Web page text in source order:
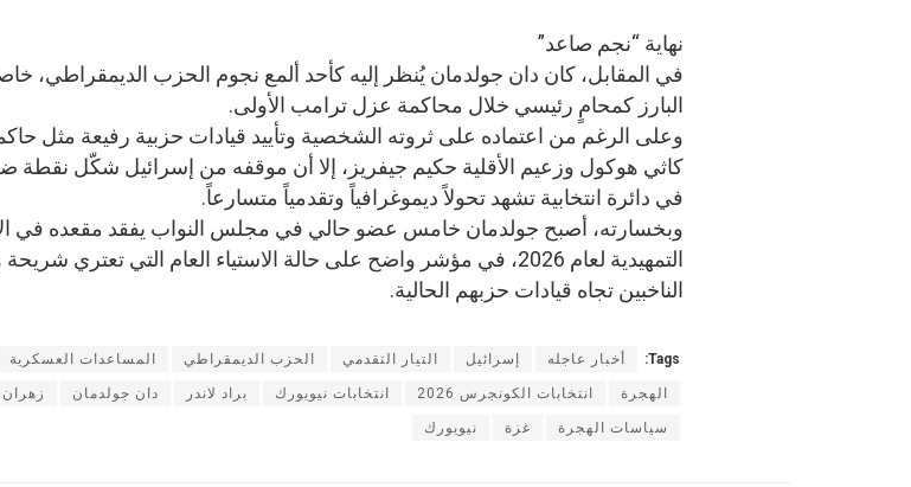
نهاية “نجم صاعد”
في المقابل، كان دان جولدمان يُنظر إليه كأحد ألمع نجوم الحزب الديمقراطي،
البارز كمحامٍ رئيسي خلال محاكمة عزل ترامب الأولى.
وعلى الرغم من اعتماده على ثروته الشخصية وتأييد قيادات حزبية رفيعة مثل
كاثي هوكول وزعيم الأقلية حكيم جيفريز، إلا أن موقفه من إسرائيل شكّل نقطة
في دائرة انتخابية تشهد تحولاً ديموغرافياً وتقدمياً متسارعاً.
وبخسارته، أصبح جولدمان خامس عضو حالي في مجلس النواب يفقد مقعده في
التمهيدية لعام 2026، في مؤشر واضح على حالة الاستياء العام التي تعتري
الناخبين تجاه قيادات حزبهم الحالية.
Tags: أخبار عاجله إسرائيل التيار التقدمي الحزب الديمقراطي المساعدات العسكرية
الهجرة انتخابات الكونجرس 2026 انتخابات نيويورك براد لاندر دان جولدمان
سياسات الهجرة غزة نيويورك